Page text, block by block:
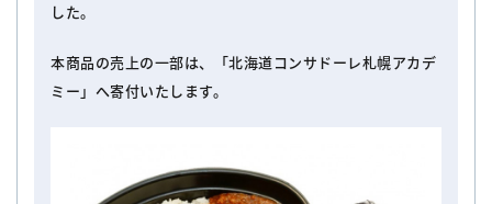
した。
本商品の売上の一部は、「北海道コンサドーレ札幌アカデ
ミー」へ寄付いたします。